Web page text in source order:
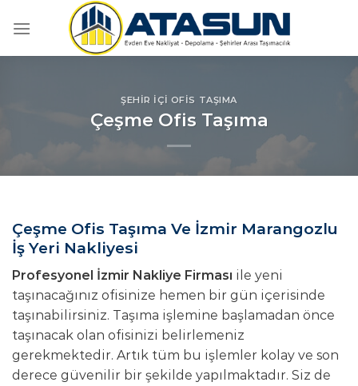
atla
ŞEHIR İÇI OFIS TAŞIMA
Çeşme Ofis Taşıma
Çeşme Ofis Taşıma Ve İzmir Marangozlu
İş Yeri Nakliyesi
Profesyonel İzmir Nakliye Firması ile yeni
taşınacağınız ofisinize hemen bir gün içerisinde
taşınabilirsiniz. Taşıma işlemine başlamadan önce
taşınacak olan ofisinizi belirlemeniz
gerekmektedir. Artık tüm bu işlemler kolay ve son
derece güvenilir bir şekilde yapılmaktadır. Siz de